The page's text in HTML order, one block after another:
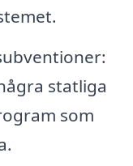
statliga
som